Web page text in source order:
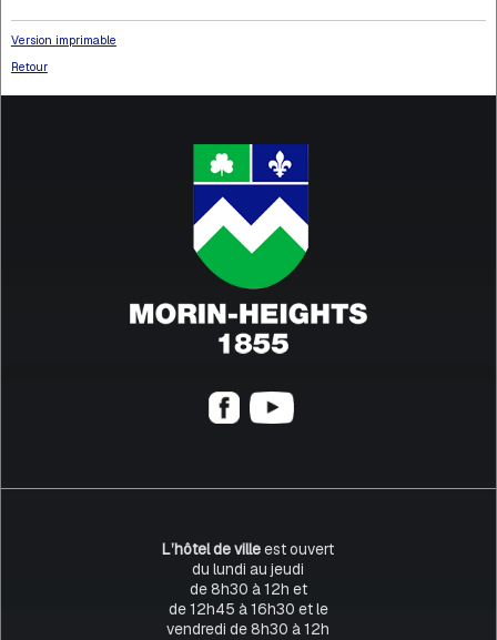
Version imprimable
Retour
L’hôtel de villeest ouvert
du lundi au jeudi
de 8h30 à 12h et
de 12h45 à 16h30 et le
vendredi de 8h30 à 12h